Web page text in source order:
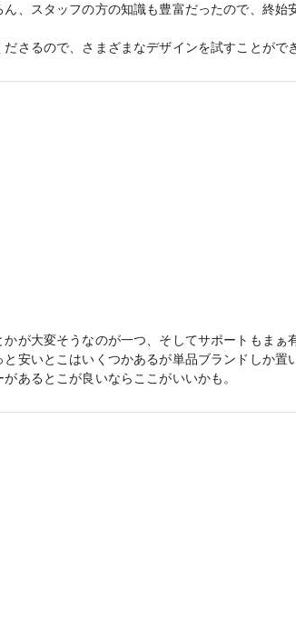
イナビウエディングカップル応援キャンペーン
、スタッフの方の知識も豊富だったので、終始
さるので、さまざまなデザインを試すことがで
していました。当初はキラキラ感を求めてエタ
いシンプルなデザインもいいかもしれない…と
めに輝くダイヤが素敵で、一目見た瞬間にこれ
でした。ブランドの良さを伝えたい一心だから
伝えようとしてくれていたのだと思います。結
イナビウエディングカップル応援キャンペーン
が大変そうなのが一つ、そしてサポートもまぁ
安いとこはいくつかあるが単品ブランドしか置
あるとこが良いならここがいいかも。
イヤモンドシライシはセットリングの種類も豊
んでほしいですね。あとは種類がとても多い、
っております。別メーカーのものも観ることが
通いやすいところも非常に良かった。